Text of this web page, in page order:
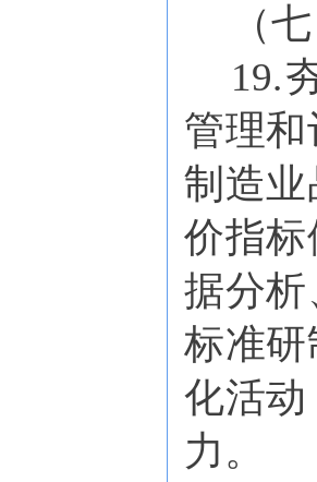
（
19.
管理
制造
价指
据分
标准
化活
力。